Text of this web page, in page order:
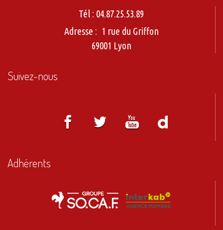
Tél : 04.87.25.53.89
Adresse : 1 rue du Griffon
69001 Lyon
Suivez-nous
Adhérents